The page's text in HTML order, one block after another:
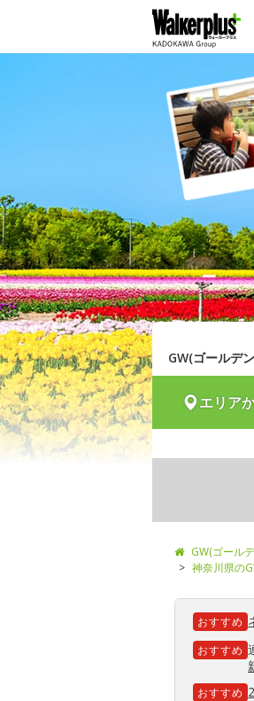
GW(ゴールデ
エリア
GW(ゴール
神奈川県の
おすすめ
おすすめ
おすすめ